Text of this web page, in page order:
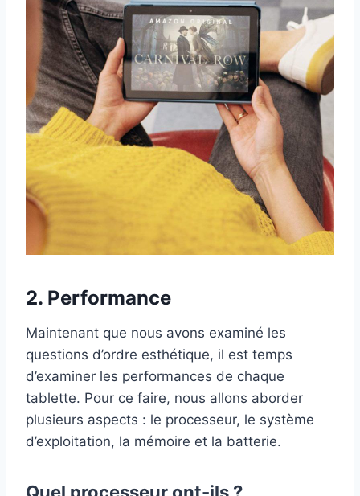
2. Performance
Maintenant que nous avons examiné les
questions d’ordre esthétique, il est temps
d’examiner les performances de chaque
tablette. Pour ce faire, nous allons aborder
plusieurs aspects : le processeur, le système
d’exploitation, la mémoire et la batterie.